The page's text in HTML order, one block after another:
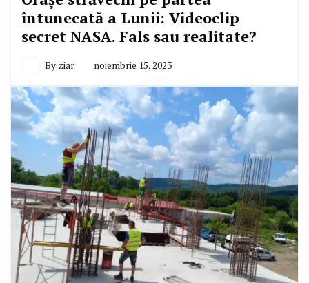
întunecată a Lunii: Videoclip
secret NASA. Fals sau realitate?
By ziar noiembrie 15, 2023